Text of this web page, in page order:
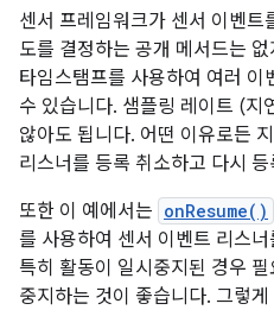
센서 프레임워크가 센서 이벤
도를 결정하는 공개 메서드는
타임스탬프를 사용하여 여러
수 있습니다. 샘플링 레이트 (지
않아도 됩니다. 어떤 이유로든
리스너를 등록 취소하고 다시
또한 이 예에서는 onResume()
를 사용하여 센서 이벤트 리스
특히 활동이 일시중지된 경우
중지하는 것이 좋습니다. 그렇